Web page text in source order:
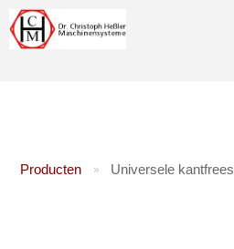
Producten » Universele kantfrees